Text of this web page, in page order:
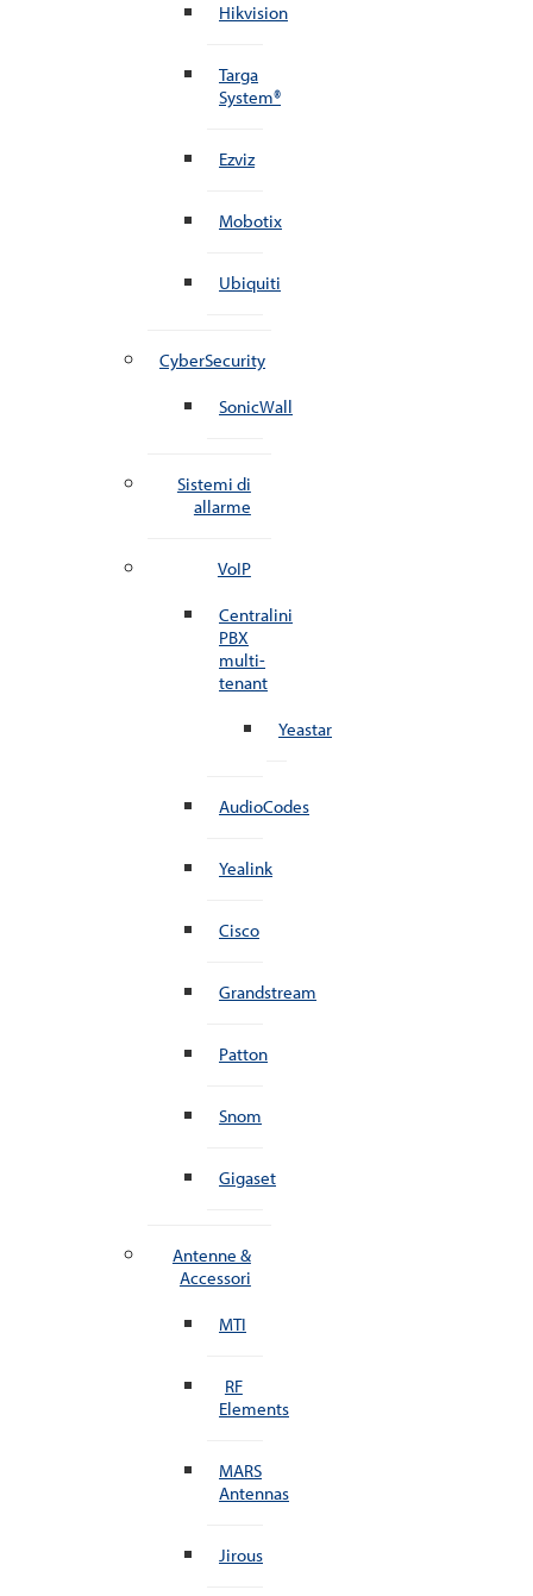
Hikvision
Targa
System®
Ezviz
Mobotix
Ubiquiti
CyberSecurity
SonicWall
Sistemi di
allarme
VoIP
Centralini
PBX
multi-
tenant
Yeastar
AudioCodes
Yealink
Cisco
Grandstream
Patton
Snom
Gigaset
Antenne &
Accessori
MTI
RF
Elements
MARS
Antennas
Jirous